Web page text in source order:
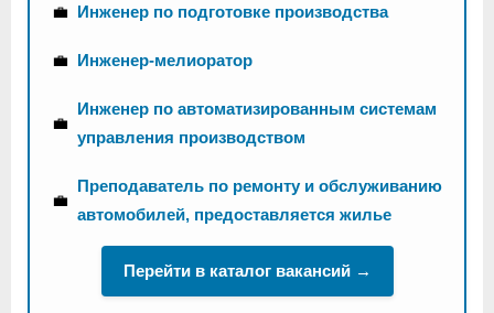
💼 Инженер по подготовке производства
💼 Инженер-мелиоратор
💼
Инженер по автоматизированным системам
управления производством
💼
Преподаватель по ремонту и обслуживанию
автомобилей, предоставляется жилье
Перейти в каталог вакансий →